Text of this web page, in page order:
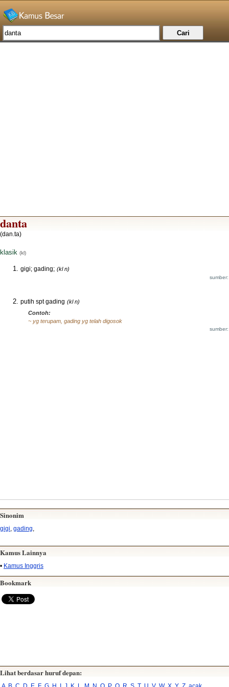
danta
(dan.ta)
klasik (kl)
gigi; gading; (kl n)
putih spt gading (kl n)
Contoh:
~ yg terupam, gading yg telah digosok
Sinonim
gigi gading
Kamus Lainnya
• Kamus Inggris
Bookmark
Lihat berdasar huruf depan: